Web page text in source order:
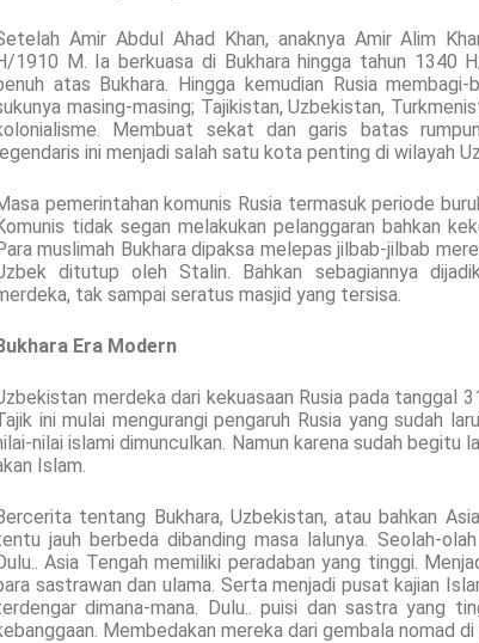
Amir Abdul Ahad Khan, anaknya Amir Alim
1910 M. Ia berkuasa di Bukhara hingga tahun 1340
atas Bukhara. Hingga kemudian Rusia
masing-masing; Tajikistan, Uzbekistan,
Membuat sekat dan garis batas
ini menjadi salah satu kota penting di wilayah
pemerintahan komunis Rusia termasuk periode
tidak segan melakukan pelanggaran bahkan
muslimah Bukhara dipaksa melepas jilbab-jilbab
ditutup oleh Stalin. Bahkan sebagiannya
tak sampai seratus masjid yang tersisa.
Era Modern
merdeka dari kekuasaan Rusia pada tanggal
ini mulai mengurangi pengaruh Rusia yang sudah
nilai islami dimunculkan. Namun karena sudah begitu
Islam.
tentang Bukhara, Uzbekistan, atau bahkan
jauh berbeda dibanding masa lalunya. Seolah-
Asia Tengah memiliki peradaban yang tinggi.
sastrawan dan ulama. Serta menjadi pusat kajian
dimana-mana. Dulu.. puisi dan sastra yang
Membedakan mereka dari gembala nomad di